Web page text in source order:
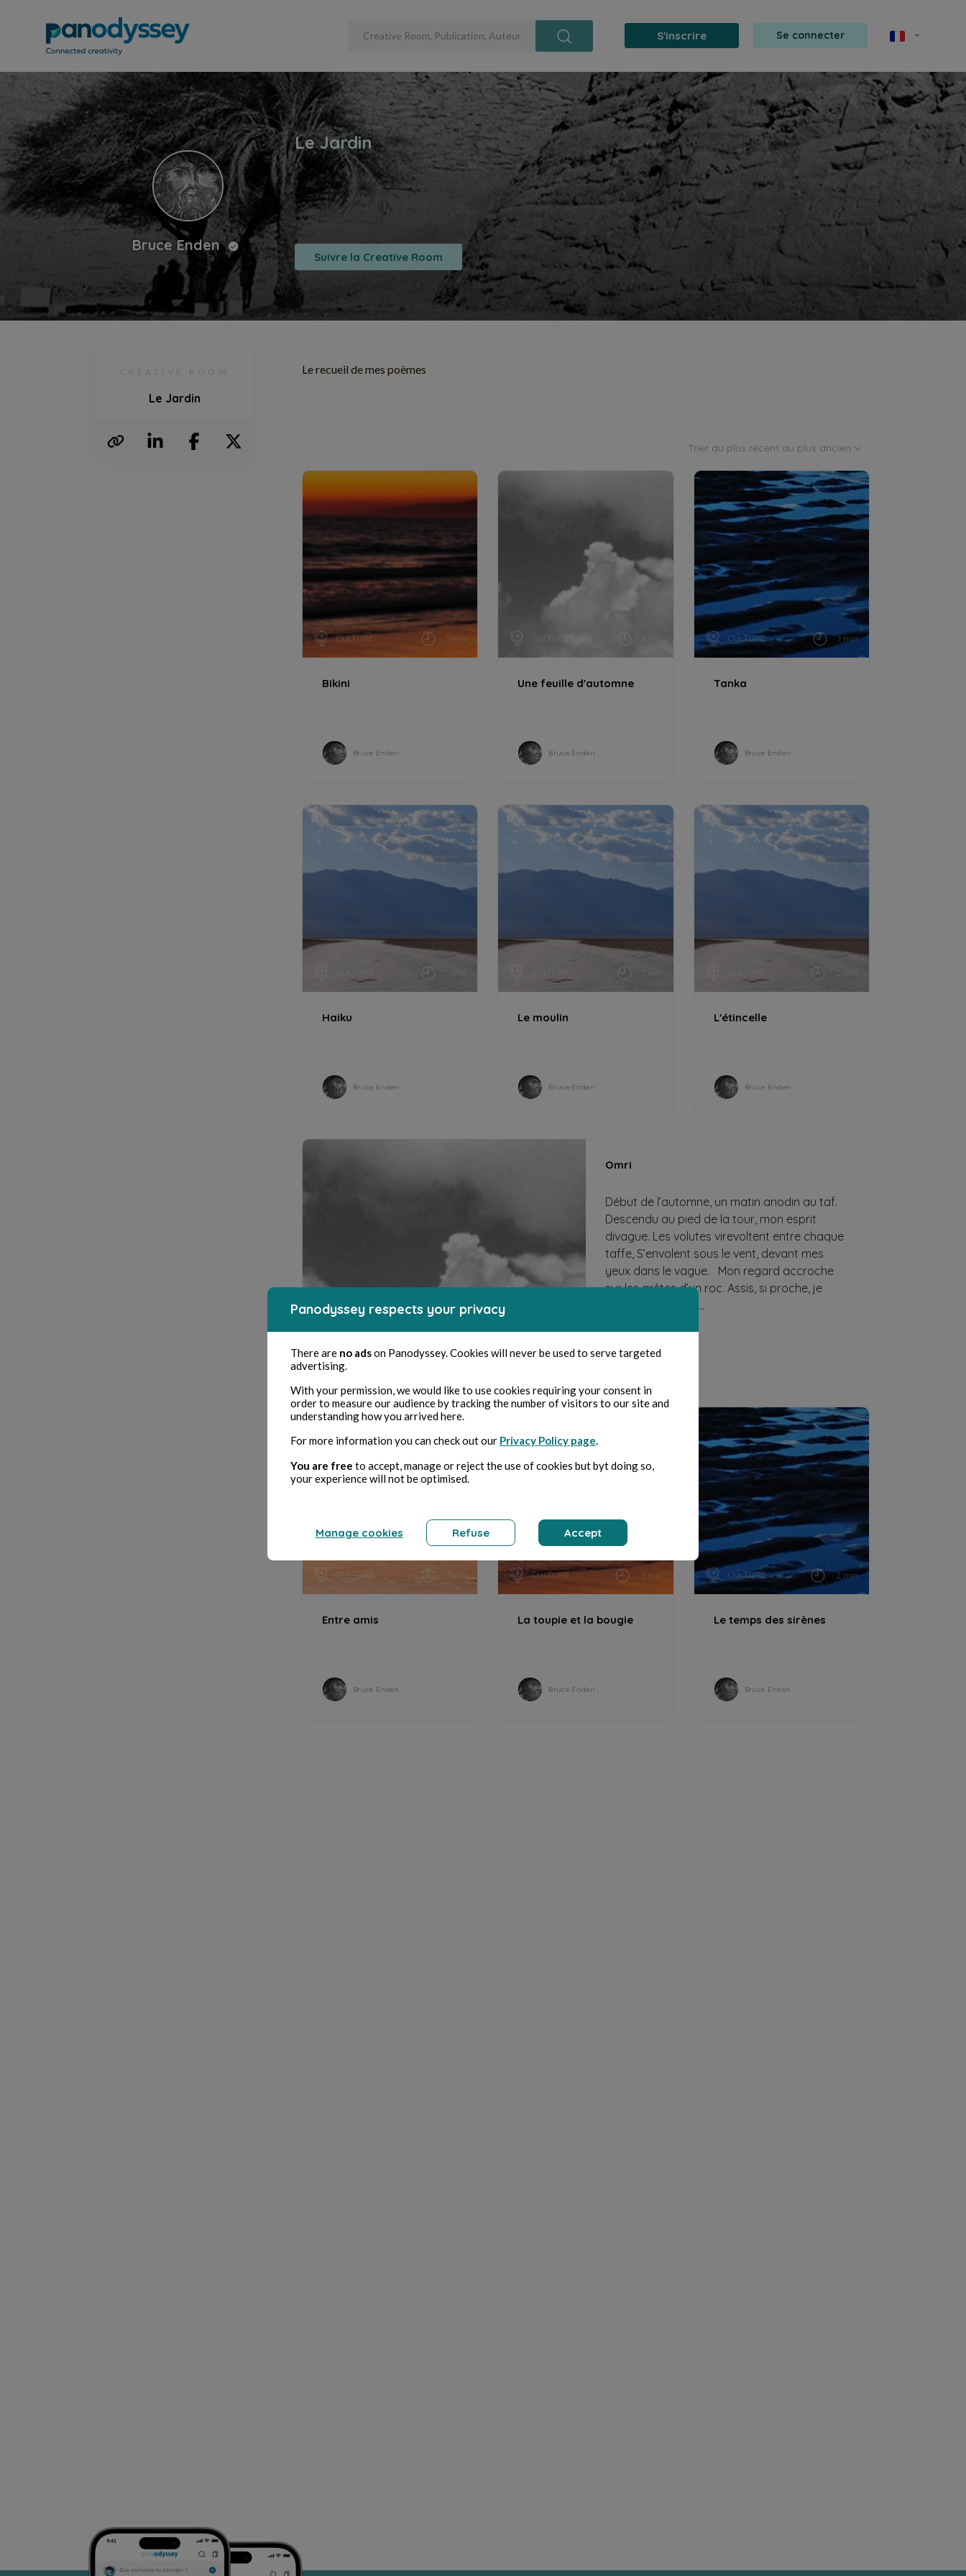
S'inscrire Se connecter
Bruce Enden
Suivre la Creative Room
CREATIVE ROOM
Le Jardin
Le recueil de mes poèmes
Trier du plus récent au plus ancien
CULTURE 1 min
Bikini
Bruce Enden
Une feuille d'automne
Bruce Enden
CULTURE 1 min
Tanka
Bruce Enden
Haiku
Bruce Enden
Le moulin
Bruce Enden
2 min
L'étincelle
Bruce Enden
CULTURE
Omri
Début de l’automne, un matin anodin au taf.
Descendu au pied de la tour, mon esprit
divague. Les volutes virevoltent entre chaque
taffe, S’envolent sous le vent, devant mes
yeux dans le vague. Mon regard accroche
sur les arêtes d’un roc. Assis, si proche, je
m’arrête sur ton t...
Bruce Enden
CULTURE 1 min
Entre amis
Bruce Enden
CULTURE 2 min
La toupie et la bougie
Bruce Enden
CULTURE 2 min
Le temps des sirènes
Bruce Enden
Panodyssey respects your privacy
There are no adson Panodyssey. Cookies will never be used to serve targeted
advertising.
With your permission, we would like to use cookies requiring your consent in
order to measure our audience by tracking the number of visitors to our site and
understanding how you arrived here.
For more information you can check out our Privacy Policy page.
You are free to accept, manage or reject the use of cookies but byt doing so,
your experience will not be optimised.
Manage cookies Refuse Accept